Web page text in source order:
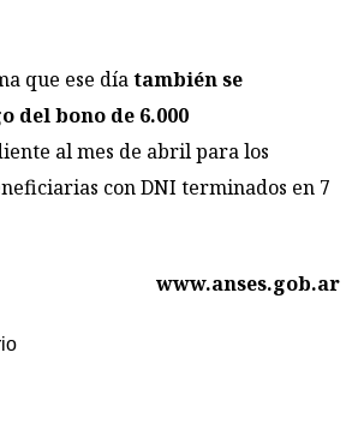
que ese díatambién se
del bono de 6.000
al mes de abril para los
con DNI terminados en 7
www.anses.gob.ar